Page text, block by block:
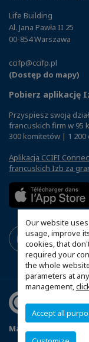
Our website
usage, improve
cookies, that
required your
the whole
parameters at
management,
Accept all
Life Building
Al. Jana Pawła II 25
00-854 Warszawa
ccifp@ccifp.pl
(Dostęp do mapy)
Pobierz aplikację
Przyspiesz swoją
francuskich firm w 95
300 komitetów | 1
Aplikacja CCIFI
francuskich Izb za
Mapa witryny